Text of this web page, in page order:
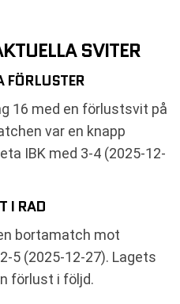
SVITER
FÖRLUSTER
16 med en förlustsvit på
var en knapp
IBK med 3-4 (2025-12-
I RAD
bortamatch mot
5 (2025-12-27). Lagets
förlust i följd.